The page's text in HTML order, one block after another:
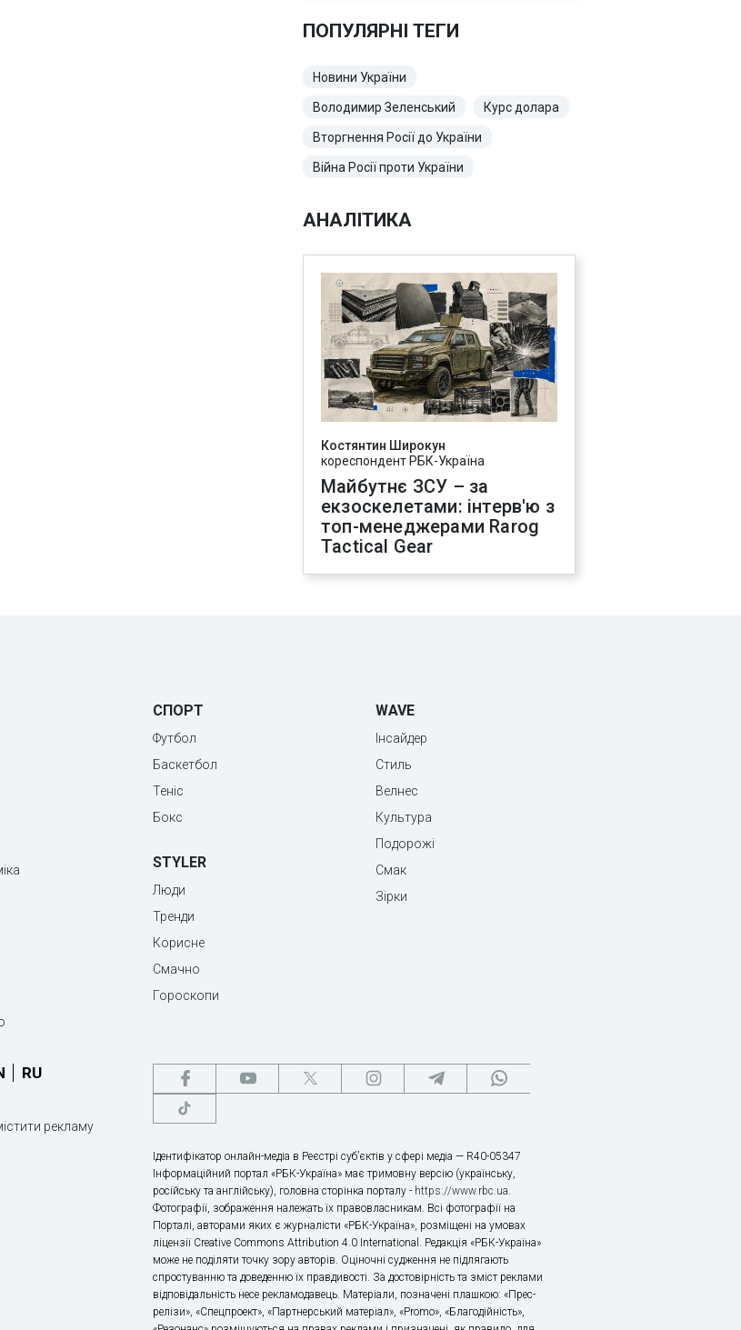
ПОПУЛЯРНІ ТЕГИ
Новини України
Володимир Зеленський Курс долара
Вторгнення Росії до України
Війна Росії проти України
АНАЛІТИКА
Костянтин Широкун
кореспондент РБК-Україна
Майбутнє ЗСУ – за
екзоскелетами: інтерв'ю з
топ-менеджерами Rarog
Tactical Gear
СПОРТ
Футбол
Баскетбол
Теніс
Бокс
STYLER
Люди
Тренди
Корисне
Смачно
Гороскопи
WAVE
Інсайдер
Стиль
Велнес
Культура
Подорожі
Смак
Зірки
RU
рекламу
Ідентифікатор онлайн-медіа в Реєстрі суб’єктів у сфері медіа — R40-05347
Інформаційний портал «РБК-Україна» має тримовну версію (українську,
російську та англійську), головна сторінка порталу - https://www.rbc.ua.
Фотографії, зображення належать їх правовласникам. Всі фотографії на
Порталі, авторами яких є журналісти «РБК-Україна», розміщені на умовах
ліцензії Creative Commons Attribution 4.0 International. Редакція «РБК-Україна»
може не поділяти точку зору авторів. Оціночні судження не підлягають
спростуванню та доведенню їх правдивості. За достовірність та зміст реклами
відповідальність несе рекламодавець. Матеріали, позначені плашкою: «Прес-
релізи», «Спецпроект», «Партнерський матеріал», «Promo», «Благодійність»,